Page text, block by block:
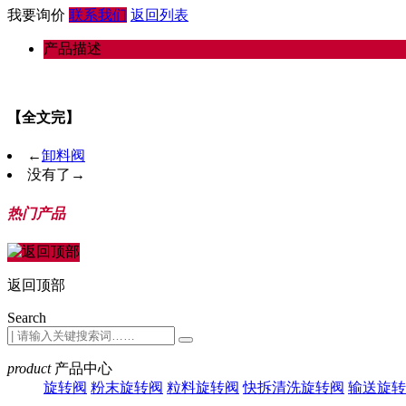
我要询价 联系我们 返回列表
产品描述
【全文完】
←卸料阀
没有了 →
热门产品
返回顶部
Search
product 产品中心
旋转阀 粉末旋转阀 粒料旋转阀 快拆清洗旋转阀 输送旋